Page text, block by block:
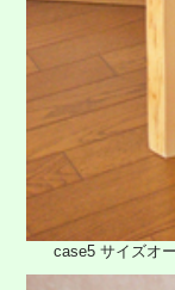
case5 サイズオ